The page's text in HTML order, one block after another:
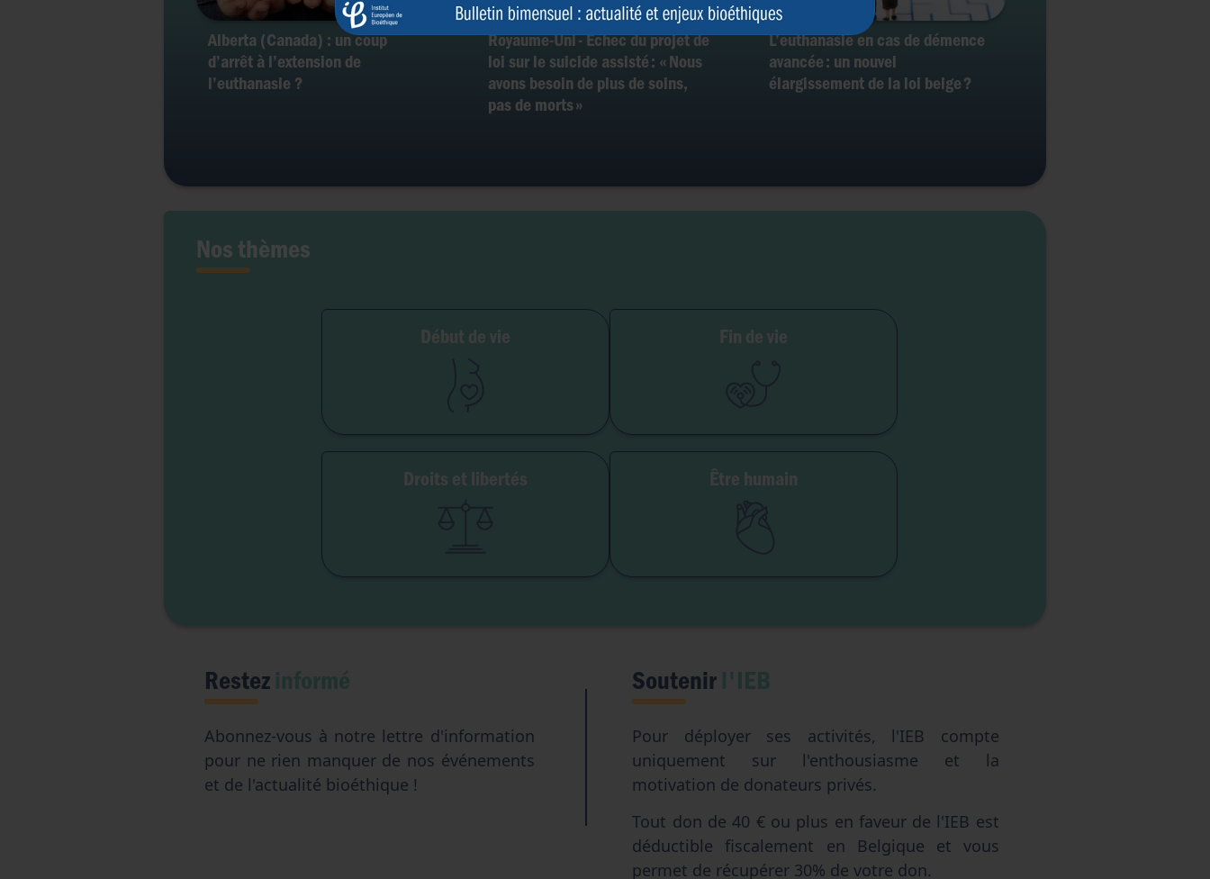
Alberta (Canada) : un coup
d’arrêt à l’extension de
l’euthanasie ?
Royaume-Uni - Échec du projet de
loi sur le suicide assisté : « Nous
avons besoin de plus de soins,
pas de morts »
L’euthanasie en cas de démence
avancée : un nouvel
élargissement de la loi belge ?
Nos thèmes
Début de vie
Fertilité et grossesse
PMA
Fin de vie
Soins palliatifs
Droits et libertés
Liberté de conscience
Être humain
Maladie & handicap
Genre & sexualité
Restezinformé
Abonnez-vous à notre lettre d'information
pour ne rien manquer de nos événements
et de l'actualité bioéthique !
Soutenirl'IEB
Pour déployer ses activités, l'IEB compte
uniquement sur l'enthousiasme et la
motivation de donateurs privés.
Tout don de 40 € ou plus en faveur de l'IEB est
déductible fiscalement en Belgique et vous
permet de récupérer 30% de votre don.